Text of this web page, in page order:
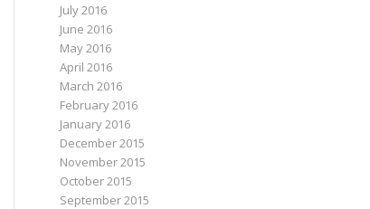
July 2016
June 2016
May 2016
April 2016
March 2016
February 2016
January 2016
December 2015
November 2015
October 2015
September 2015